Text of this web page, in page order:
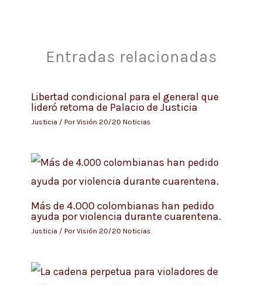
Entradas relacionadas
Libertad condicional para el general que
lideró retoma de Palacio de Justicia
Justicia / PorVisión 20/20 Noticias
Más de 4.000 colombianas han pedido
ayuda por violencia durante cuarentena.
Justicia / PorVisión 20/20 Noticias